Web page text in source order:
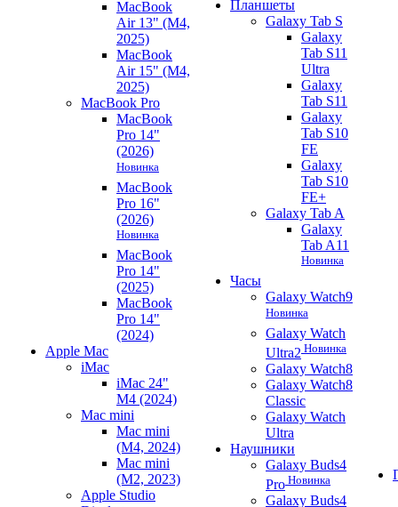
MacBook
Air 13" (M4,
2025)
MacBook
Air 15" (M4,
2025)
MacBook Pro
MacBook
Pro 14"
(2026)
Новинка
MacBook
Pro 16"
(2026)
Новинка
MacBook
Pro 14"
(2025)
MacBook
Pro 14"
(2024)
Apple Mac
iMac
iMac 24"
M4 (2024)
Mac mini
Mac mini
(M4, 2024)
Mac mini
(M2, 2023)
Apple Studio
Планшеты
Galaxy Tab S
Galaxy
Tab S11
Ultra
Galaxy
Tab S11
Galaxy
Tab S10
FE
Galaxy
Tab S10
FE+
Galaxy Tab A
Galaxy
Tab A11
Новинка
Часы
Galaxy Watch9
Новинка
Galaxy Watch
Ultra2 Новинка
Galaxy Watch8
Galaxy Watch8
Classic
Galaxy Watch
Ultra
Наушники
Galaxy Buds4
Pro Новинка
Galaxy Buds4